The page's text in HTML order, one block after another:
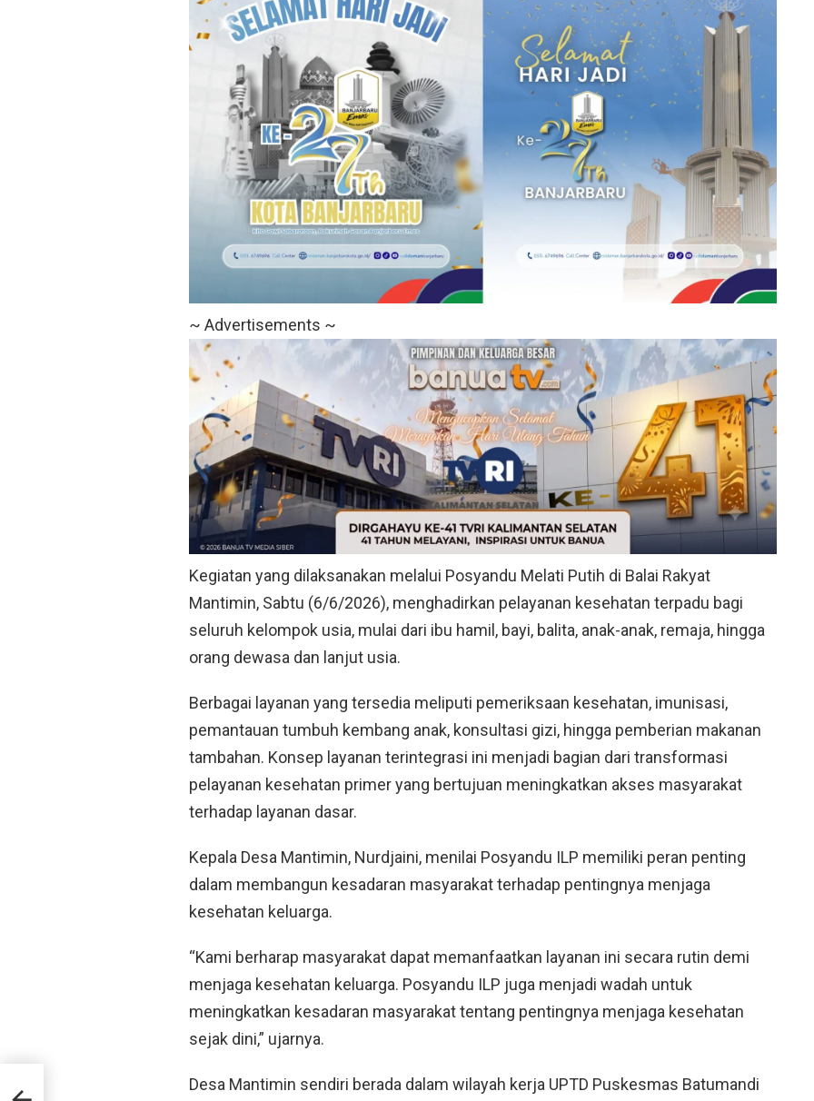
~ Advertisements ~
Kegiatan yang dilaksanakan melalui Posyandu Melati Putih di Balai Rakyat
Mantimin, Sabtu (6/6/2026), menghadirkan pelayanan kesehatan terpadu bagi
seluruh kelompok usia, mulai dari ibu hamil, bayi, balita, anak-anak, remaja, hingga
orang dewasa dan lanjut usia.
Berbagai layanan yang tersedia meliputi pemeriksaan kesehatan, imunisasi,
pemantauan tumbuh kembang anak, konsultasi gizi, hingga pemberian makanan
tambahan. Konsep layanan terintegrasi ini menjadi bagian dari transformasi
pelayanan kesehatan primer yang bertujuan meningkatkan akses masyarakat
terhadap layanan dasar.
Kepala Desa Mantimin, Nurdjaini, menilai Posyandu ILP memiliki peran penting
dalam membangun kesadaran masyarakat terhadap pentingnya menjaga
kesehatan keluarga.
“Kami berharap masyarakat dapat memanfaatkan layanan ini secara rutin demi
menjaga kesehatan keluarga. Posyandu ILP juga menjadi wadah untuk
meningkatkan kesadaran masyarakat tentang pentingnya menjaga kesehatan
sejak dini,” ujarnya.
Desa Mantimin sendiri berada dalam wilayah kerja UPTD Puskesmas Batumandi